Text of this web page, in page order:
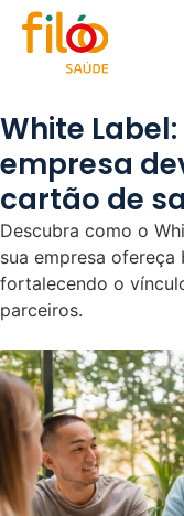
White
empresa
cartão de
Descubra como o
sua empresa
fortalecendo o
parceiros.